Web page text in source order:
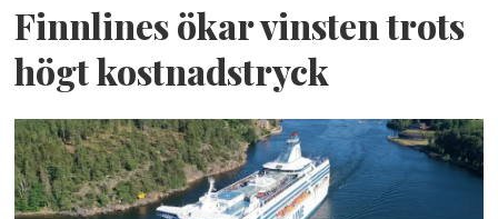
Finnlines ökar vinsten trots
högt kostnadstryck